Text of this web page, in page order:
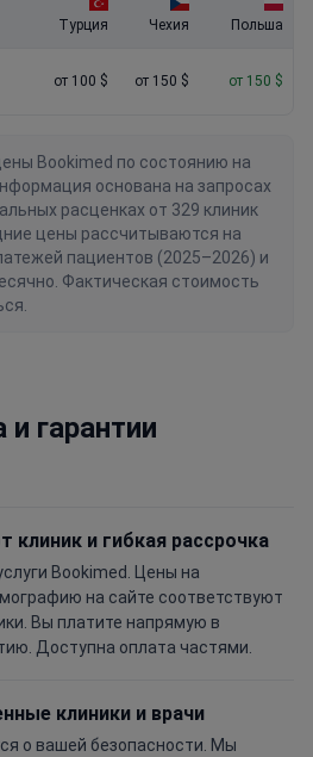
Турция Чехия Польша
от 100 $ от 150 $ от 150 $
Bookimed по состоянию на
основана на запросах
расценках от 329 клиник
цены рассчитываются на
пациентов (2025–2026) и
Фактическая стоимость
гарантии
клиник и гибкая рассрочка
Bookimed. Цены на
на сайте соответствуют
Вы платите напрямую в
Доступна оплата частями.
клиники и врачи
о вашей безопасности. Мы